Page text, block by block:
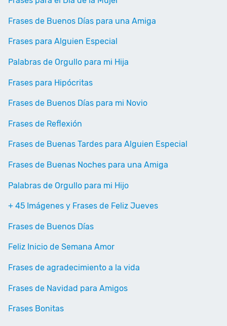
Frases de Buenos Días para una Amiga
Frases para Alguien Especial
Palabras de Orgullo para mi Hija
Frases para Hipócritas
Frases de Buenos Días para mi Novio
Frases de Reflexión
Frases de Buenas Tardes para Alguien Especial
Frases de Buenas Noches para una Amiga
Palabras de Orgullo para mi Hijo
+ 45 Imágenes y Frases de Feliz Jueves
Frases de Buenos Días
Feliz Inicio de Semana Amor
Frases de agradecimiento a la vida
Frases de Navidad para Amigos
Frases Bonitas